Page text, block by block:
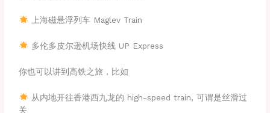
上海磁悬浮列车 Maglev Train
多伦多皮尔逊机场快线 UP Express
你也可以讲到高铁之旅，比如
从内地开往香港西九龙的 high-speed train, 可谓是丝滑过
关